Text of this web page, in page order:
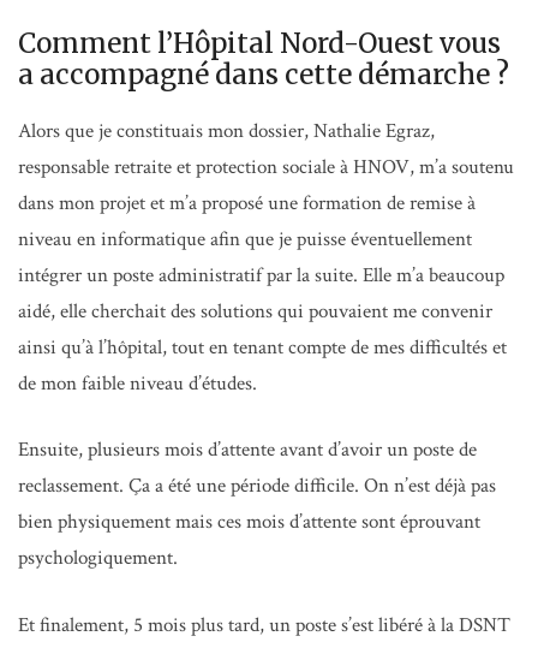
Comment l’Hôpital Nord-Ouest vous
a accompagné dans cette démarche ?
Alors que je constituais mon dossier, Nathalie Egraz,
responsable retraite et protection sociale à HNOV, m’a soutenu
dans mon projet et m’a proposé une formation de remise à
niveau en informatique afin que je puisse éventuellement
intégrer un poste administratif par la suite. Elle m’a beaucoup
aidé, elle cherchait des solutions qui pouvaient me convenir
ainsi qu’à l’hôpital, tout en tenant compte de mes difficultés et
de mon faible niveau d’études.
Ensuite, plusieurs mois d’attente avant d’avoir un poste de
reclassement. Ça a été une période difficile. On n’est déjà pas
bien physiquement mais ces mois d’attente sont éprouvant
psychologiquement.
Et finalement, 5 mois plus tard, un poste s’est libéré à la DSNT